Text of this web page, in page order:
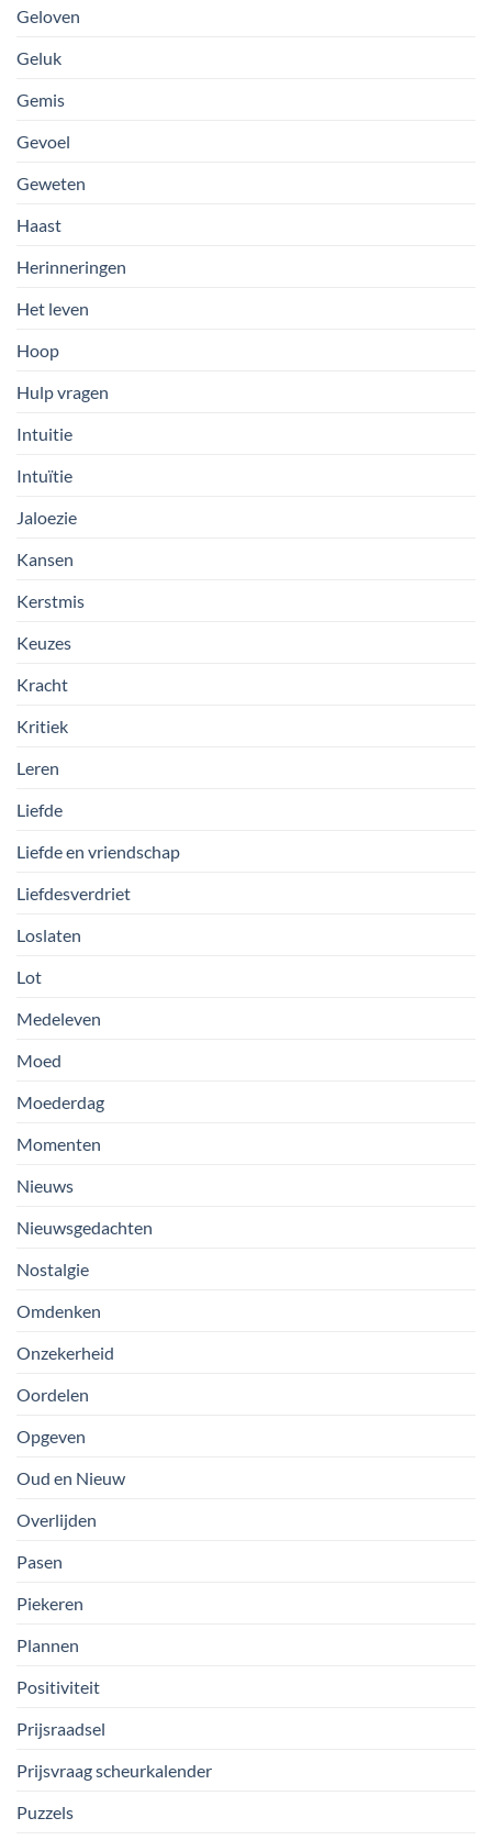
Geloven
Geluk
Gemis
Gevoel
Geweten
Haast
Herinneringen
Het leven
Hoop
Hulp vragen
Intuitie
Intuïtie
Jaloezie
Kansen
Kerstmis
Keuzes
Kracht
Kritiek
Leren
Liefde
Liefde en vriendschap
Liefdesverdriet
Loslaten
Lot
Medeleven
Moed
Moederdag
Momenten
Nieuws
Nieuwsgedachten
Nostalgie
Omdenken
Onzekerheid
Oordelen
Opgeven
Oud en Nieuw
Overlijden
Pasen
Piekeren
Plannen
Positiviteit
Prijsraadsel
Prijsvraag scheurkalender
Puzzels